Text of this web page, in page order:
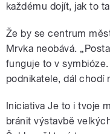
každému dojít, jak to
Že by se centrum
Mrvka neobává.
funguje to v
podnikatele, dál chodí
Iniciativa Je to i tvoje
bránit výstavbě